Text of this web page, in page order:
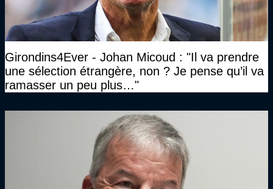
Girondins4Ever - Johan Micoud : "Il va prendre
une sélection étrangère, non ? Je pense qu’il va
ramasser un peu plus…"